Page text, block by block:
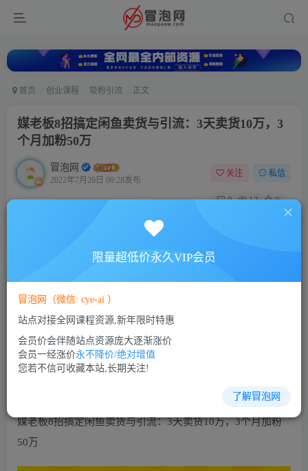
首页 创业课程 吸粉引流 正文
媒老板8招搞定闲鱼卖货与引流：3天卖货10万，3
个月加粉50万
冒泡网
2022年7月26日 09:28发布
关注 私信
0 13 0
此内容为付费资源，请付费后查看
10
VIP会员
立即购买
您当前未登录！建议登陆后购买，可保存购买订单
媒老板8招搞定闲鱼卖货与引流：3天卖货10万，3个月加粉
50万
限量超低价永久VIP会员
冒泡网（微信: cye-ai ）
站点对接全网课程资源,新年限时特惠
会员价会伴随站点资源庞大逐渐涨价
会员一经涨价永不降价/绝对增值
您若不信可收藏本站,长期关注!
了解冒泡网